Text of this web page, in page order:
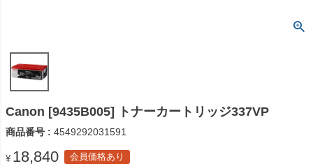
Canon [9435B005] トナーカートリッジ337VP
商品番号 4549292031591
¥ 18,840 会員価格あり